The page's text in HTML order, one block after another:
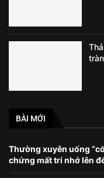
BÀI MỚI
Thường xuyên uống
chứng mất trí nhớ lên